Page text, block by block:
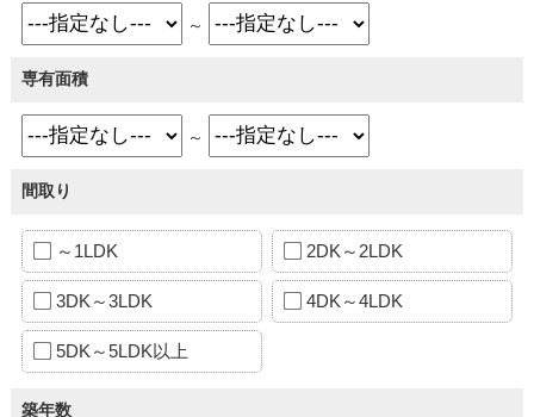
～
専有面積
～
間取り
～1LDK 2DK～2LDK
3DK～3LDK 4DK～4LDK
5DK～5LDK以上
築年数